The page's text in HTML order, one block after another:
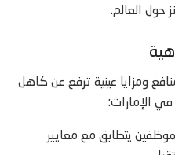
حول العالم.
ومزايا عينية ترفع عن كاهل
في الإمارات:
يتطابق مع معايير